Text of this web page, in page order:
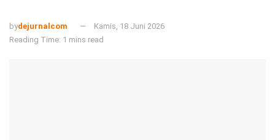
bydejurnalcom
Kamis, 18 Juni 2026
Reading Time: 1 mins read